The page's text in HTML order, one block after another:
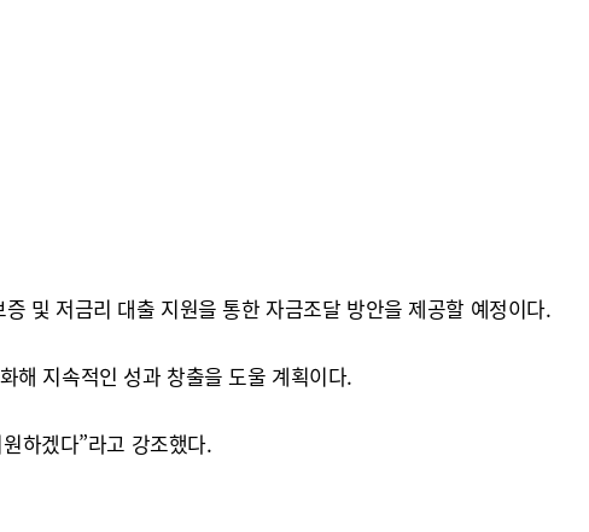
및 저금리 대출 지원을 통한 자금조달 방안을 제공할 예정이다.
해 지속적인 성과 창출을 도울 계획이다.
하겠다”라고 강조했다.